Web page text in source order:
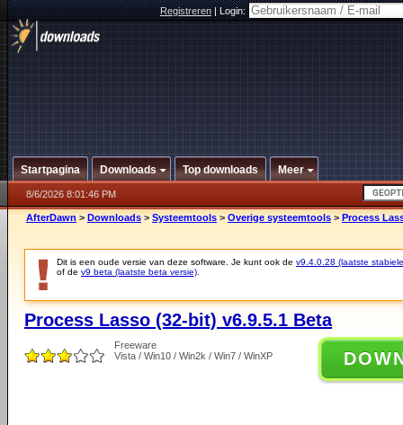
Registreren|Login:
Startpagina Downloads Top downloads Meer
8/6/2026 8:01:46 PM
AfterDawn > Downloads > Systeemtools > Overige systeemtools > Process
Dit is een oude versie van deze software. Je kunt ook de v9.4.0.28 (laatste
of de v9 beta (laatste beta versie)
Process Lasso (32-bit) v6.9.5.1 Beta
Freeware
Vista / Win10 / Win2k / Win7 / WinXP